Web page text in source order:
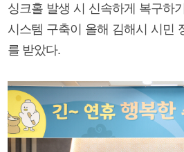
싱크홀 발생 시 신속하게 복구하
시스템 구축이 올해 김해시 시민
를 받았다.